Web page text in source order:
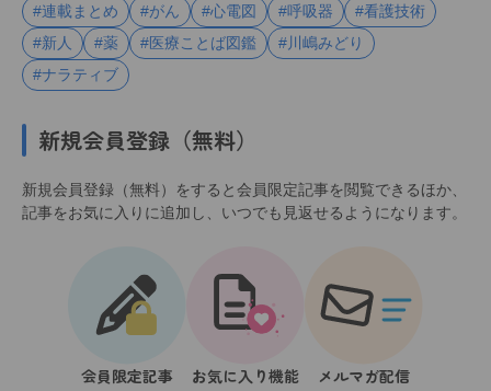
#連載まとめ #がん #心電図 #呼吸器
#看護技術
#新人
#薬 #医療ことば図鑑
#川嶋みどり
#ナラティブ
新規会員登録（無料）
新規会員登録（無料）をすると会員限定記事を閲覧できるほか、
記事をお気に入りに追加し、いつでも見返せるようになります。
会員限定記事 お気に入り機能 メルマガ配信